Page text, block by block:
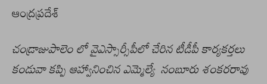
ఆంద్రప్రదేశ్
చండ్రాజుపాలెం లో వైఎస్సార్సీపీలో చేరిన టీడీపీ కార్యకర్తలు
కండువా కప్పి ఆహ్వానించిన ఎమ్మెల్యే నంబూరు శంకరరావు